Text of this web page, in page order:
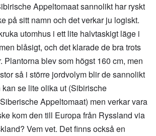
Appeltomaat sannolikt har ryskt
på sitt namn och det verkar ju logiskt.
utomhus i ett lite halvtaskigt läge i
blåsigt, och det klarade de bra trots
Plantorna blev som högst 160 cm, men
så i större jordvolym blir de sannolikt
se lite olika ut (Sibirische
Appeltomaat) men verkar vara
kom den till Europa från Ryssland via
Vem vet. Det finns också en